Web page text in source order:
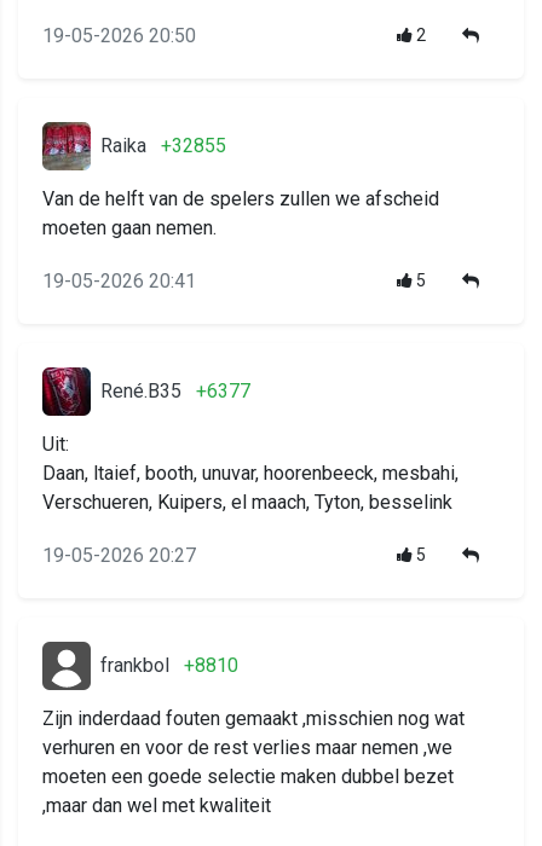
19-05-2026 20:50 2
Raika +32855
Van de helft van de spelers zullen we afscheid
moeten gaan nemen.
19-05-2026 20:41 5
René.B35 +6377
Uit:
Daan, ltaief, booth, unuvar, hoorenbeeck, mesbahi,
Verschueren, Kuipers, el maach, Tyton, besselink
19-05-2026 20:27 5
frankbol +8810
Zijn inderdaad fouten gemaakt ,misschien nog wat
verhuren en voor de rest verlies maar nemen ,we
moeten een goede selectie maken dubbel bezet
,maar dan wel met kwaliteit